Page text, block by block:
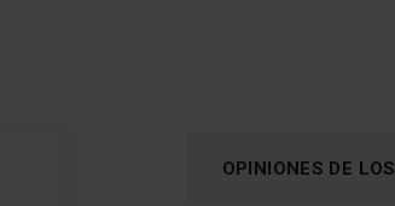
OPINIONES DE LOS